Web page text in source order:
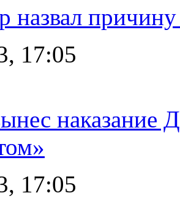
назвал
17:05
наказание
17:05